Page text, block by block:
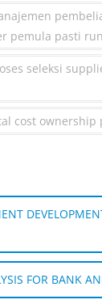
pemula pasti
seleksi
cost ownership
FOR BANK